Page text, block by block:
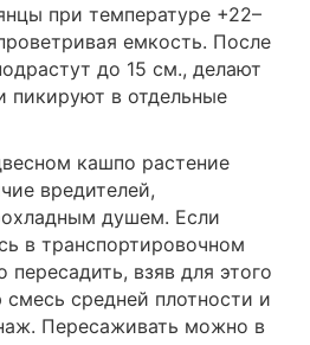
при температуре +22–
емкость. После
до 15 см., делают
пикируют в отдельные
кашпо растение
вредителей,
душем. Если
в транспортировочном
пересадить, взяв для этого
смесь средней плотности и
Пересаживать можно в